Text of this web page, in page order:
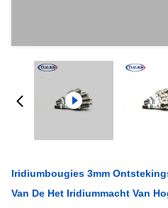
Iridiumbougies 3mm
Van De Het Iridiummacht Van